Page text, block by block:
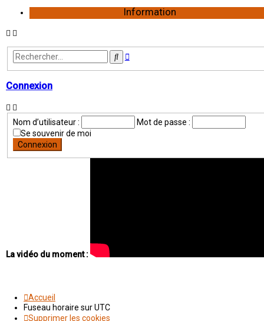
Information
Rechercher
Recherche
avancée
Connexion
Nom d’utilisateur :
Mot de passe :
Se souvenir de moi
La vidéo du moment :
Accueil
Fuseau horaire surUTC
Supprimer les cookies